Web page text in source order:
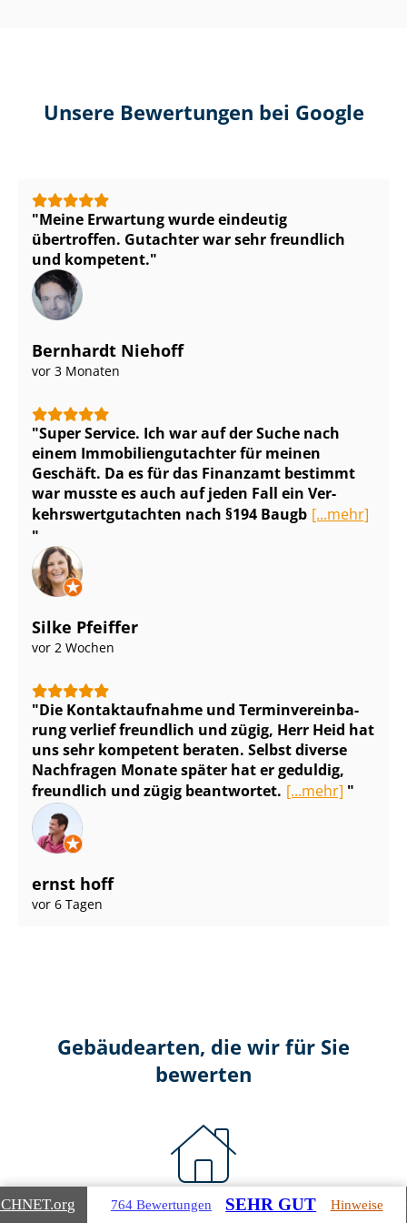
Unsere Bewertungen bei Google
Meine Erwartung wurde eindeutig
übertroffen. Gutachter war sehr freundlich
und kompetent.
Bernhardt Niehoff
vor 3 Monaten
Super Service. Ich war auf der Suche nach
einem Im­mo­bi­li­en­gut­ach­ter für meinen
Geschäft. Da es für das Finanzamt bestimmt
war musste es auch auf jeden Fall ein Ver­
kehrs­wert­gut­ach­ten nach §194 Baugb [...mehr]
Silke Pfeiffer
vor 2 Wochen
Die Kontaktaufnahme und Ter­min­ver­ein­ba­
rung verlief freundlich und zügig, Herr Heid hat
uns sehr kompetent beraten. Selbst diverse
Nachfragen Monate später hat er geduldig,
freundlich und zügig beantwortet. [...mehr]
ernst hoff
vor 6 Tagen
Gebäudearten, die wir für Sie
bewerten
Wohnimmobilien
.org 764 Bewertungen SEHR GUT Hinweise